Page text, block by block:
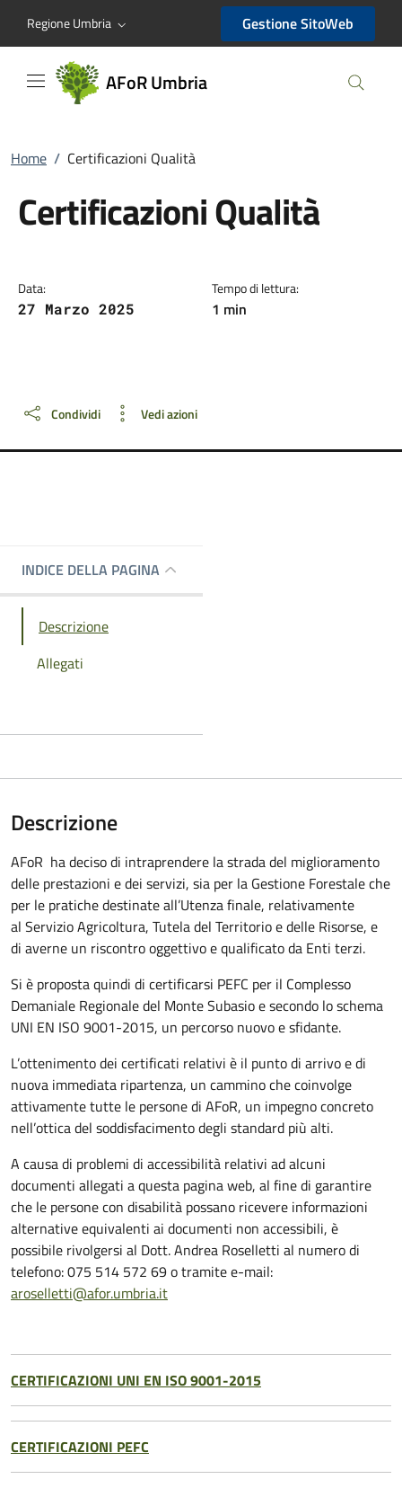
AFoR Umbria
Regione Umbria Gestione SitoWeb
AFoR Umbria
Home / Certificazioni Qualità
Certificazioni Qualità
Data:
27 Marzo 2025
Tempo di lettura:
1 min
Condividi Vedi azioni
INDICE DELLA PAGINA
Descrizione
Allegati
Descrizione
AFoR ha deciso di intraprendere la strada del miglioramento
delle prestazioni e dei servizi, sia per la Gestione Forestale che
per le pratiche destinate all’Utenza finale, relativamente
al Servizio Agricoltura, Tutela del Territorio e delle Risorse, e
di averne un riscontro oggettivo e qualificato da Enti terzi.
Si è proposta quindi di certificarsi PEFC per il Complesso
Demaniale Regionale del Monte Subasio e secondo lo schema
UNI EN ISO 9001-2015, un percorso nuovo e sfidante.
L’ottenimento dei certificati relativi è il punto di arrivo e di
nuova immediata ripartenza, un cammino che coinvolge
attivamente tutte le persone di AFoR, un impegno concreto
nell’ottica del soddisfacimento degli standard più alti.
A causa di problemi di accessibilità relativi ad alcuni
documenti allegati a questa pagina web, al fine di garantire
che le persone con disabilità possano ricevere informazioni
alternative equivalenti ai documenti non accessibili, è
possibile rivolgersi al Dott. Andrea Roselletti al numero di
telefono: 075 514 572 69 o tramite e-mail:
aroselletti@afor.umbria.it
CERTIFICAZIONI UNI EN ISO 9001-2015
CERTIFICAZIONI PEFC